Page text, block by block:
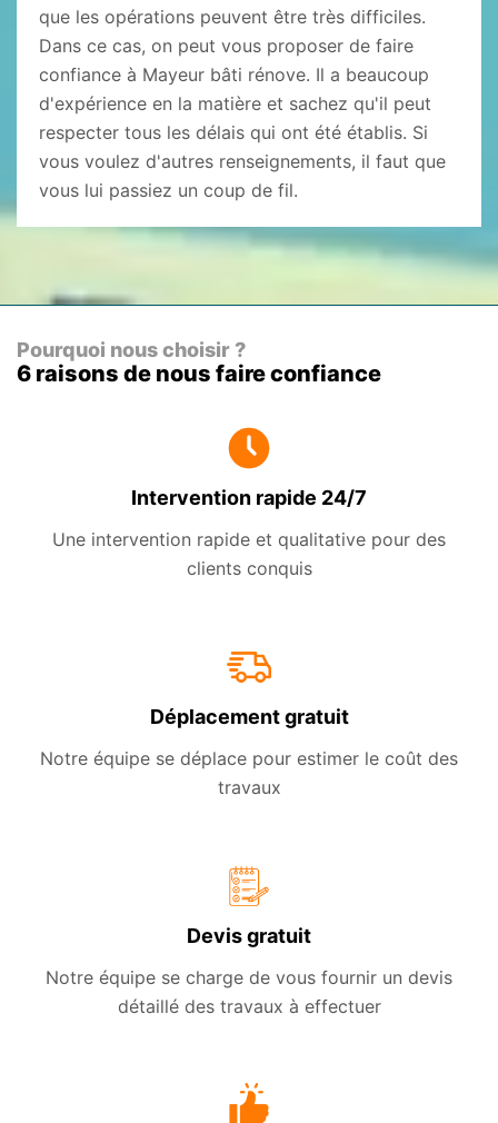
que les opérations peuvent être très difficiles.
Dans ce cas, on peut vous proposer de faire
confiance à Mayeur bâti rénove. Il a beaucoup
d'expérience en la matière et sachez qu'il peut
respecter tous les délais qui ont été établis. Si
vous voulez d'autres renseignements, il faut que
vous lui passiez un coup de fil.
Pourquoi nous choisir ?
6 raisons de nous faire confiance
Intervention rapide 24/7
Une intervention rapide et qualitative pour des
clients conquis
Déplacement gratuit
Notre équipe se déplace pour estimer le coût des
travaux
Devis gratuit
Notre équipe se charge de vous fournir un devis
détaillé des travaux à effectuer